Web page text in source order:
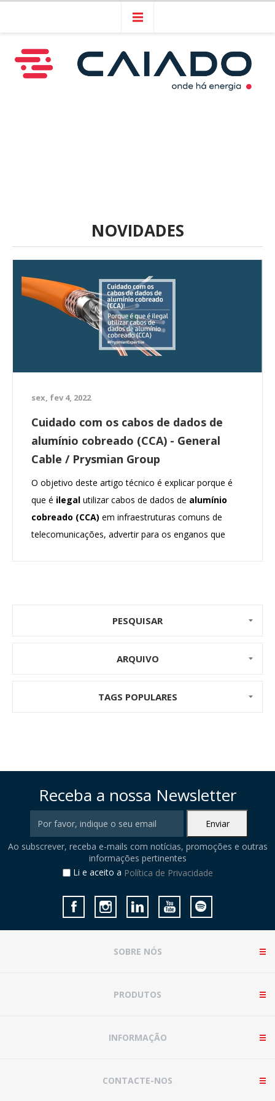
NOVIDADES
sex, fev 4, 2022
Cuidado com os cabos de dados de
alumínio cobreado (CCA) - General
Cable / Prysmian Group
O objetivo deste artigo técnico é explicar porque é
que é ilegal utilizar cabos de dados de alumínio
cobreado (CCA) em infraestruturas comuns de
telecomunicações, advertir para os enganos que
PESQUISAR
ARQUIVO
TAGS POPULARES
Receba a nossa Newsletter
Ao subscrever, receba e-mails com notícias, promoções e outras
informações pertinentes
Li e aceito a Política de Privacidade
SOBRE NÓS
PRODUTOS
INFORMAÇÃO
CONTACTE-NOS